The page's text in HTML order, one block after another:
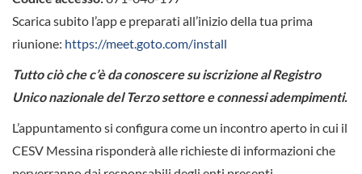
Scarica subito l’app e preparati all’inizio della tua prima
riunione: https://meet.goto.com/install
Tutto ciò che c’è da conoscere su iscrizione al Registro
Unico nazionale del Terzo settore e connessi adempimenti.
L’appuntamento si configura come un incontro aperto in cui il
CESV Messina risponderà alle richieste di informazioni che